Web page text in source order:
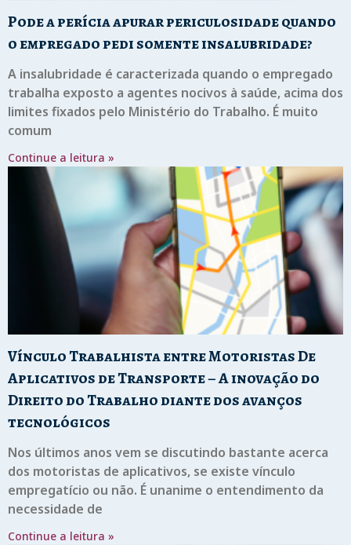
Pode a perícia apurar periculosidade quando
o empregado pedi somente insalubridade?
A insalubridade é caracterizada quando o empregado
trabalha exposto a agentes nocivos à saúde, acima dos
limites fixados pelo Ministério do Trabalho. É muito
comum
Continue a leitura »
Vínculo Trabalhista entre Motoristas De
Aplicativos de Transporte – A inovação do
Direito do Trabalho diante dos avanços
tecnológicos
Nos últimos anos vem se discutindo bastante acerca
dos motoristas de aplicativos, se existe vínculo
empregatício ou não. É unanime o entendimento da
necessidade de
Continue a leitura »